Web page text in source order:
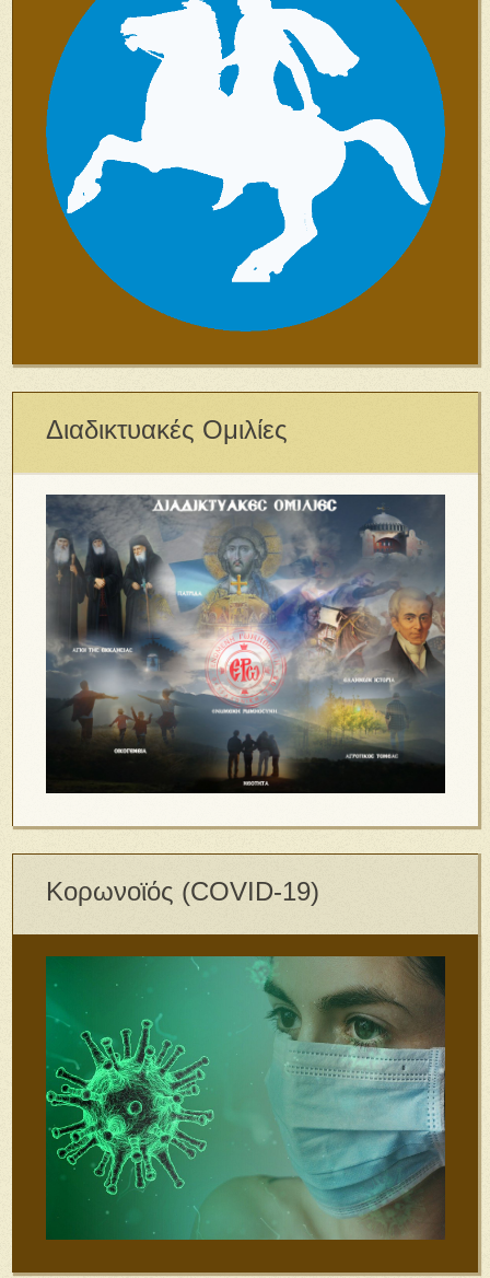
Διαδικτυακές Ομιλίες
Κορωνοϊός (COVID-19)